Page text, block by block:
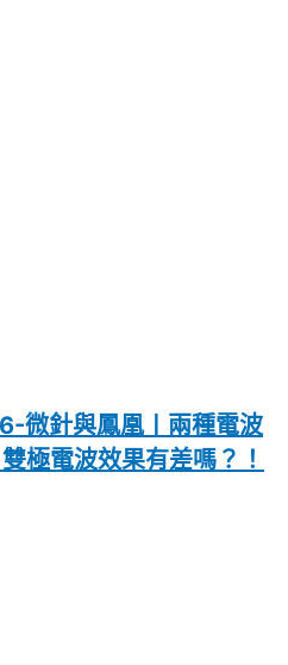
微針與鳳凰〡兩種電波
極電波效果有差嗎？！